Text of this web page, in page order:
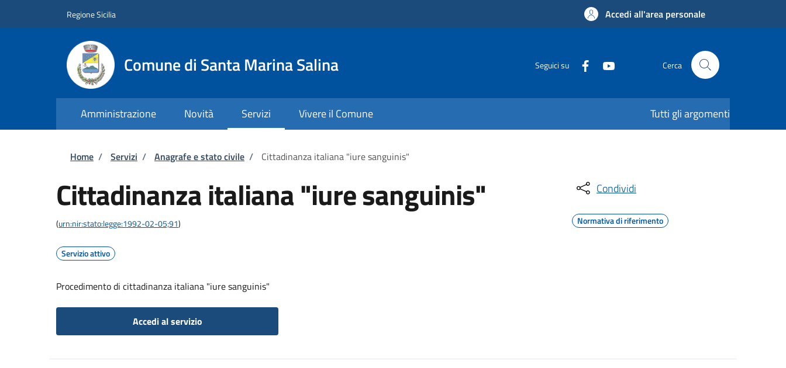
Regione Sicilia Accedi all'area personale
Comune di Santa Marina Salina Seguici su Cerca
Amministrazione Novità Servizi Vivere il Comune Tutti gli argomenti
Briciole di pane
Home / Servizi / Anagrafe e stato civile / Cittadinanza italiana "iure sanguinis"
Cittadinanza italiana "iure sanguinis"
(urn:nir:stato:legge:1992-02-05;91)
Servizio attivo
Procedimento di cittadinanza italiana "iure sanguinis"
Accedi al servizio
Condividi
Normativa di riferimento